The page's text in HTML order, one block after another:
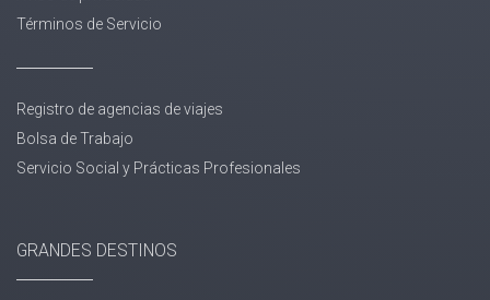
Términos de Servicio
Registro de agencias de viajes
Bolsa de Trabajo
Servicio Social y Prácticas Profesionales
GRANDES DESTINOS